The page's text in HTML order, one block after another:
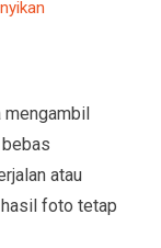
mengambil
atau
foto tetap